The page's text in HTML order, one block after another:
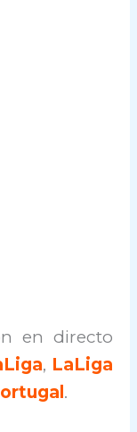
en directo
, LaLiga
.